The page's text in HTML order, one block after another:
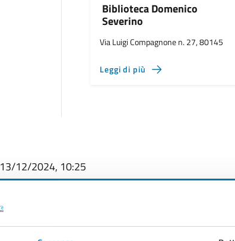
Biblioteca Domenico
Severino
Via Luigi Compagnone n. 27, 80145
Leggi di più
13/12/2024, 10:25